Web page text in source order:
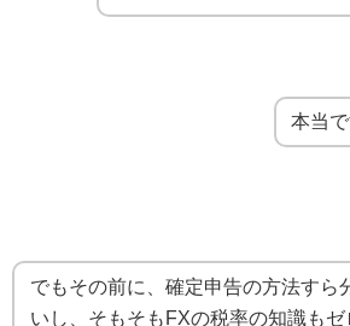
本当
でもその前に、確定申告の方法すら
いし、そもそもFXの税率の知識もゼ